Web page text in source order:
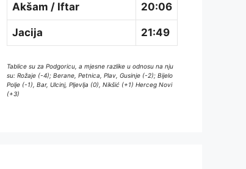
Akšam / Iftar 20:06
Jacija 21:49
Tablice su za Podgoricu, a mjesne razlike u odnosu na nju
su: Rožaje (-4); Berane, Petnica, Plav, Gusinje (-2); Bijelo
Polje (-1), Bar, Ulcinj, Pljevlja (0), Nikšić (+1) Herceg Novi
(+3)